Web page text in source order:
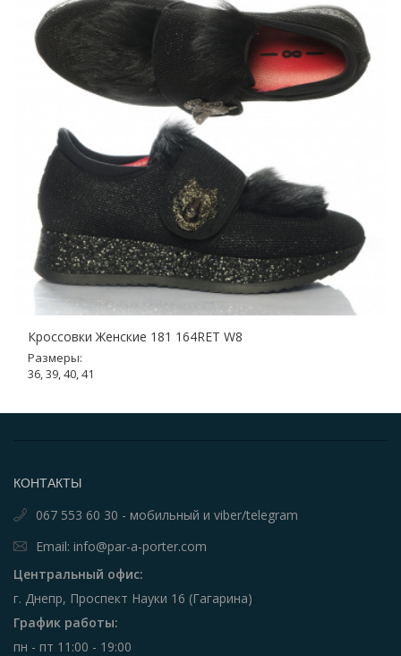
Кроссовки Женские 181 164RET W8
Размеры:
36, 39, 40, 41
КОНТАКТЫ
067 553 60 30 - мобильный и viber/telegram
Email: info@par-a-porter.com
Центральный офис:
г. Днепр, Проспект Науки 16 (Гагарина)
График работы:
пн - пт 11:00 - 19:00